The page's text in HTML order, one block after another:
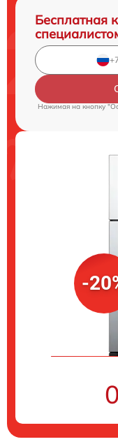
Бесплатная
Нажимая на кнопку
-